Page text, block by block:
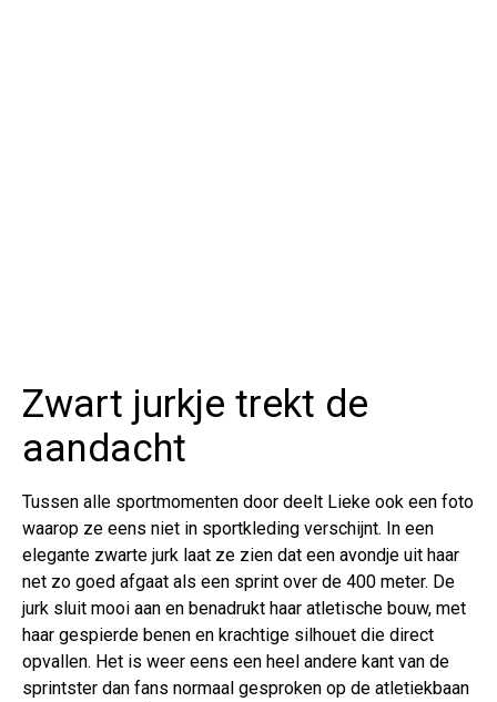
Zwart jurkje trekt de
aandacht
Tussen alle sportmomenten door deelt Lieke ook een foto
waarop ze eens niet in sportkleding verschijnt. In een
elegante zwarte jurk laat ze zien dat een avondje uit haar
net zo goed afgaat als een sprint over de 400 meter. De
jurk sluit mooi aan en benadrukt haar atletische bouw, met
haar gespierde benen en krachtige silhouet die direct
opvallen. Het is weer eens een heel andere kant van de
sprintster dan fans normaal gesproken op de atletiekbaan